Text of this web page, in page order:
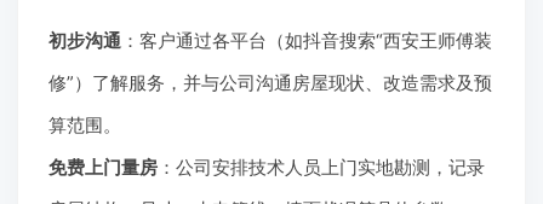
初步沟通 ：客户通过各平台（如抖音搜索“西安王师傅装
修”）了解服务，并与公司沟通房屋现状、改造需求及预
算范围。
免费上门量房 ：公司安排技术人员上门实地勘测，记录